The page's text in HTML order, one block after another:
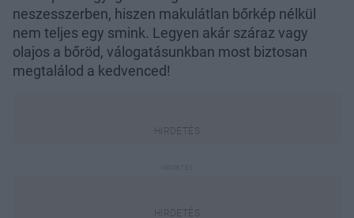
neszesszerben, hiszen makulátlan bőrkép nélkül
nem teljes egy smink. Legyen akár száraz vagy
olajos a bőröd, válogatásunkban most biztosan
megtalálod a kedvenced!